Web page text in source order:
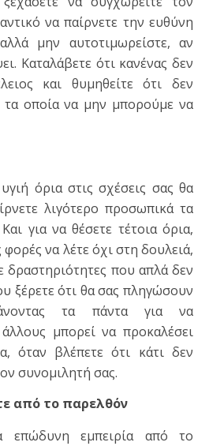
να παίρνετε την ευθύνη
μην αυτοτιμωρείστε, αν
Καταλάβετε ότι κανένας δεν
και θυμηθείτε ότι δεν
οποία να μην μπορούμε να
όρια στις σχέσεις σας θα
λιγότερο προσωπικά τα
για να θέσετε τέτοια όρια,
φορές να λέτε όχι στη δουλειά,
δραστηριότητες που απλά δεν
ξέρετε ότι θα σας πληγώσουν
τα πάντα για να
μπορεί να προκαλέσει
όταν βλέπετε ότι κάτι δεν
συνομιλητή σας.
από το παρελθόν
επώδυνη εμπειρία από το